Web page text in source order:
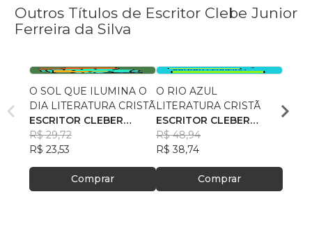
Outros Títulos de Escritor Clebe Junior
Ferreira da Silva
O SOL QUE ILUMINA O
DIA LITERATURA CRISTÃ
ESCRITOR CLEBER
JUNIOR FERREIRA DA
SILVA
R$ 29,72
R$ 23,53
Comprar
O RIO AZUL
LITERATURA CRISTÃ
ESCRITOR CLEBER
JUNIOR FERREIRA DA
SILVA
R$ 48,94
R$ 38,74
Comprar